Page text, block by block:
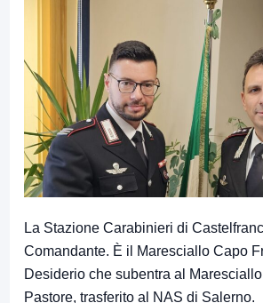
La Stazione Carabinieri di
Comandante. È il Maresciallo Capo
Desiderio che subentra al
Pastore, trasferito al NAS di Salerno.